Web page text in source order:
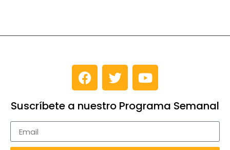
Suscríbete a nuestro Programa Semanal